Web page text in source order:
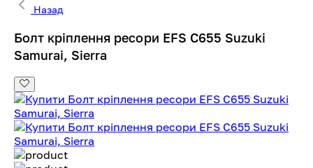
Назад
Болт кріплення ресори EFS C655 Suzuki
Samurai, Sierra